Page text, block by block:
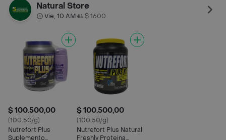
Natural Store
Vie, 10 AM• $ 1600
$ 100.500,00
(100.50/g)
Nutrefort Plus
Suplemento
$ 100.500,00
(100.50/g)
Nutrefort Plus Natural
Freshly Proteina